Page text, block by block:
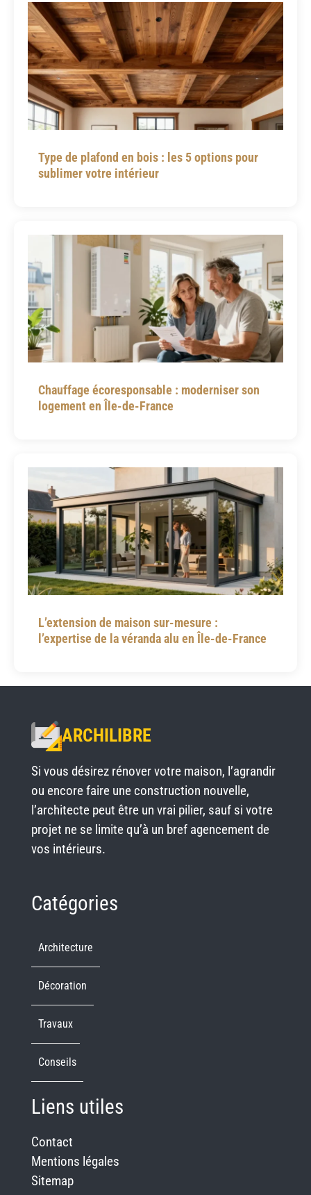
Type de plafond en bois : les 5 options pour
sublimer votre intérieur
Chauffage écoresponsable : moderniser son
logement en Île-de-France
L’extension de maison sur-mesure :
l’expertise de la véranda alu en Île-de-France
ARCHILIBRE
Si vous désirez rénover votre maison, l’agrandir
ou encore faire une construction nouvelle,
l’architecte peut être un vrai pilier, sauf si votre
projet ne se limite qu’à un bref agencement de
vos intérieurs.
Catégories
Architecture
Décoration
Travaux
Conseils
Liens utiles
Contact
Mentions légales
Sitemap